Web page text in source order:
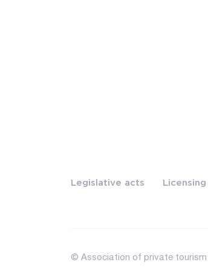
Legislative acts Licensing
© Association of private tourism